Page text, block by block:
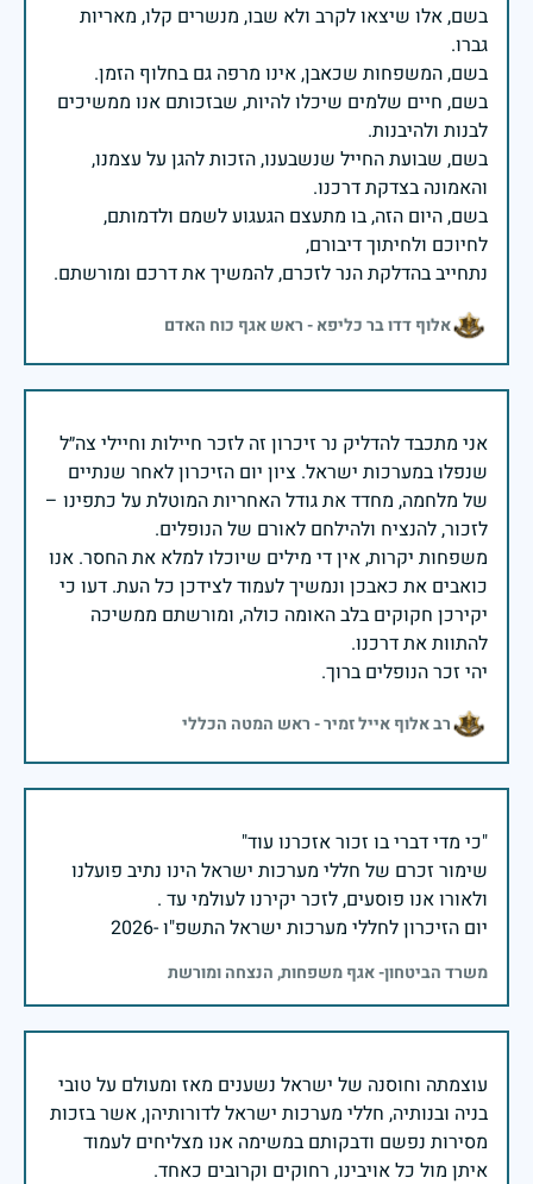
בשם, אלו שיצאו לקרב ולא שבו, מנשרים קלו, מאריות
בשם, חיים שלמים שיכלו להיות, שבזכותם אנו ממשיכים
בשם, שבועת החייל שנשבענו, הזכות להגן על עצמנו,
בשם, היום הזה, בו מתעצם הגעגוע לשמם ולדמותם,
נתחייב בהדלקת הנר לזכרם, להמשיך את דרכם ומורשתם.
אלוף דדו בר כליפא - ראש אגף כוח האדם
אני מתכבד להדליק נר זיכרון זה לזכר חיילות וחיילי צה״ל
שנפלו במערכות ישראל. ציון יום הזיכרון לאחר שנתיים
של מלחמה, מחדד את גודל האחריות המוטלת על כתפינו –
משפחות יקרות, אין די מילים שיוכלו למלא את החסר. אנו
כואבים את כאבכן ונמשיך לעמוד לצידכן כל העת. דעו כי
יקירכן חקוקים בלב האומה כולה, ומורשתם ממשיכה
יהי זכר הנופלים ברוך.
רב אלוף אייל זמיר - ראש המטה הכללי
שימור זכרם של חללי מערכות ישראל הינו נתיב פועלנו
יום הזיכרון לחללי מערכות ישראל התשפ"ו -2026
משרד הביטחון- אגף משפחות, הנצחה ומורשת
עוצמתה וחוסנה של ישראל נשענים מאז ומעולם על טובי
בניה ובנותיה, חללי מערכות ישראל לדורותיהן, אשר בזכות
מסירות נפשם ודבקותם במשימה אנו מצליחים לעמוד